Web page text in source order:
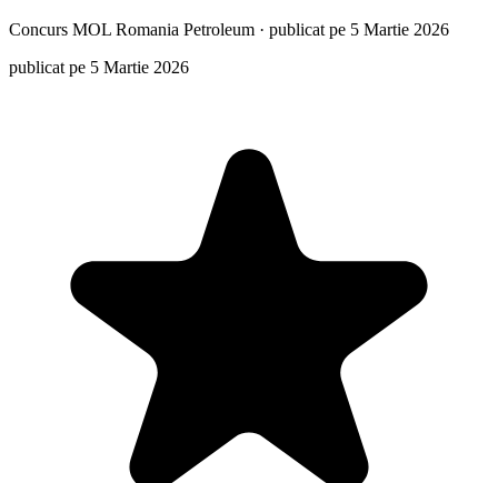
Concurs MOL Romania Petroleum · publicat pe 5 Martie 2026
publicat pe 5 Martie 2026